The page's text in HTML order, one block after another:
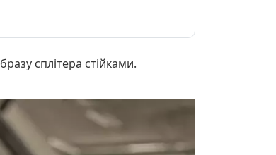
сплітера стійками.